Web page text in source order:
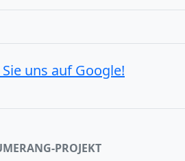
uns auf Google!
PROJEKT